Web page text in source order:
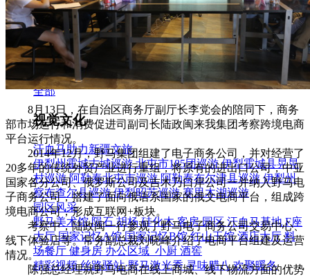
人才理念
人才招聘
社会招聘
校园招聘
视觉文化
全部
视觉文化
汗血马助力新疆文旅
伊犁州霍城古城巡游 北屯市185团巡游 伊犁霍城县晃晃
村巡游 阿勒泰北屯市巡游 阿勒泰布尔津县巡游 伊犁州
察布查尔县巡游 伊犁昭苏巡游 赛里木湖巡游
园区风采
野马美术馆 陨石 胡杨 硅化木 客房 园区 汗血马基地 F座
大厅 国家记忆A馆 国家记忆B馆 红山玉馆 酒店大厅 料
场餐厅 健身房 办公区域 小厨 酒窖
精彩视频 丝路驿站·野马激光秀 寻味腊八 欢聚暖冬
8月13日，在自治区商务厅副厅长李党会的陪同下，商务
部市场运行和消费促进司副司长陆政闽来我集团考察跨境电商
平台运行情况。
2014年12月，野马集团组建了电子商务公司，并对经营了
20多年的传统外贸产业进行重组，将原有的进出口公司，中亚
国家各分公司、俄罗斯公司及吉木乃口岸公司一并纳入野马电
子商务公司，搭建了面向俄语系国家的俄文电商平台，组成跨
境电商公司，形成互联网+板块。
考察中，陆政闽一行参观了野马电子商务公司交易中心、
线下体验店等。常务副总裁刘晓峰介绍了电商平台组建及运营
情况。
陈强总经理就野马电商在线上商城、线下物流方面的优势